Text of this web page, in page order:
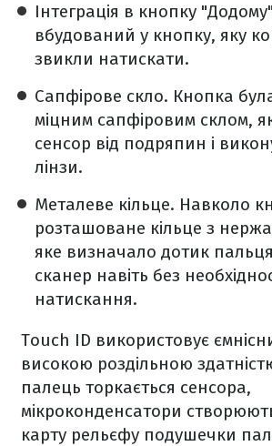
Інтеграція в кнопку
вбудований у кнопку, яку
звикли натискати.
Сапфірове скло. Кнопка
міцним сапфіровим склом,
сенсор від подряпин і
лінзи.
Металеве кільце. Навколо
розташоване кільце з
яке визначало дотик
сканер навіть без
натискання.
Touch ID використовує
високою роздільною
палець торкається сенсора,
мікроконденсатори
карту рельєфу подушечки